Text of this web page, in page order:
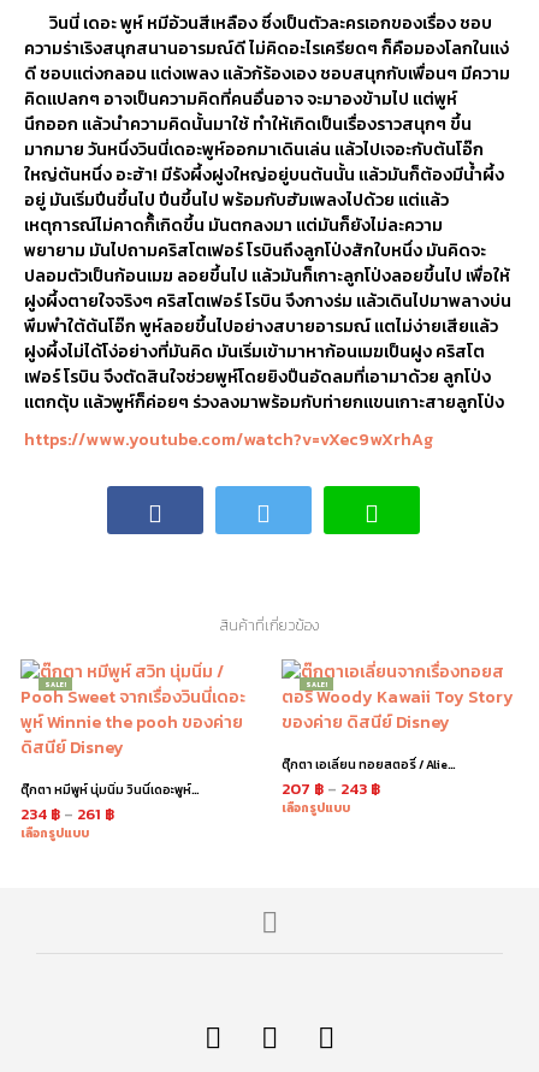
วินนี่เดอะพูห์หมีอ้วนสีเหลืองซึ่งเป็นตัวละครเอกของเรื่องชอบ
ความร่าเริงสนุกสนานอารมณ์ดีไม่คิดอะไรเครียดๆก็คือมองโลกในแง่
ดีชอบแต่งกลอน แต่งเพลงแล้วก้ร้องเองชอบสนุกกับเพื่อนๆ มีความ
คิดแปลกๆ อาจเป็นความคิดที่คนอื่นอาจจะมาองข้ามไป แต่พูห์
นึกออก แล้วนำความคิดนั้นมาใช้ทำให้เกิดเป็นเรื่องราวสนุกๆ ขึ้น
มากมายวันหนึ่งวินนี่เดอะพูห์ออกมาเดินเล่น แล้วไปเจอะกับต้นโอ๊ก
ใหญ่ต้นหนึ่งอะฮ้า! มีรังผึ้งฝูงใหญ่อยู่บนต้นนั้น แล้วมันก็ต้องมีน้ำผึ้ง
อยู่ มันเริ่มปีนขึ้นไปปีนขึ้นไปพร้อมกับฮัมเพลงไปด้วย แต่แล้ว
เหตุการณ์ไม่คาดก็้เกิดขึ้น มันตกลงมา แต่มันก็ยังไม่ละความ
พยายาม มันไปถามคริสโตเฟอร์โรบินถึงลูกโป่งสักใบหนึ่งมันคิดจะ
ปลอมตัวเป็นก้อนเมฆ ลอยขึ้นไป แล้วมันก็เกาะลูกโป่งลอยขึ้นไป เพื่อให้
ฝูงผึ้งตายใจจริงๆ คริสโตเฟอร์โรบินจึงกางร่ม แล้วเดินไปมาพลางบ่น
พึมพำใต้ต้นโอ๊กพูห์ลอยขึ้นไปอย่างสบายอารมณ์แตไม่ง่ายเสียแล้ว
ฝูงผึ้งไม่ได้โง่อย่างที่มันคิด มันเริ่มเข้ามาหาก้อนเมฆเป็นฝูงคริสโต
เฟอร์โรบินจึงตัดสินใจช่วยพูห์โดยยิงปืนอัดลมที่เอามาด้วย ลูกโป่ง
แตกตุ้บ แล้วพูห์ก็ค่อยๆ ร่วงลงมาพร้อมกับท่ายกแขนเกาะสายลูกโป่ง
https://www.youtube.com/watch?v=vXec9wXrhAg
สินค้าที่เกี่ยวข้อง
SALE!
ตุ๊กตา หมีพูห์ นุ่มนิ่ม วินนี่เดอะพูห์ / Pooh
234 ฿– 261 ฿
เลือกรูปแบบ
SALE!
ตุ๊กตา เอเลี่ยน ทอยสตอรี่ / Alien Toy Story
207 ฿ – 243 ฿
เลือกรูปแบบ